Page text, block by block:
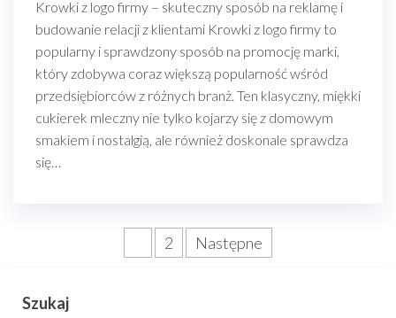
Krowki z logo firmy – skuteczny sposób na reklamę i
budowanie relacji z klientami Krowki z logo firmy to
popularny i sprawdzony sposób na promocję marki,
który zdobywa coraz większą popularność wśród
przedsiębiorców z różnych branż. Ten klasyczny, miękki
cukierek mleczny nie tylko kojarzy się z domowym
smakiem i nostalgią, ale również doskonale sprawdza
się…
Stronicowanie
2 Następne
Szukaj